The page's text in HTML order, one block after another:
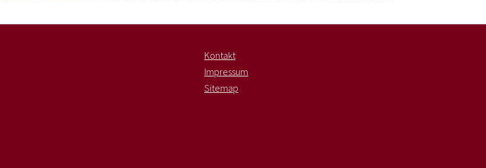
Kontakt
Impressum
Sitemap